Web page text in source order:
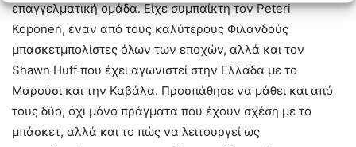
επαγγελματική ομάδα. Είχε συμπαίκτη τον Peteri
Koponen, έναν από τους καλύτερους Φιλανδούς
μπασκετμπολίστες όλων των εποχών, αλλά και τον
Shawn Huff που έχει αγωνιστεί στην Ελλάδα με το
Μαρούσι και την Καβάλα. Προσπάθησε να μάθει και από
τους δύο, όχι μόνο πράγματα που έχουν σχέση με το
μπάσκετ, αλλά και το πώς να λειτουργεί ως